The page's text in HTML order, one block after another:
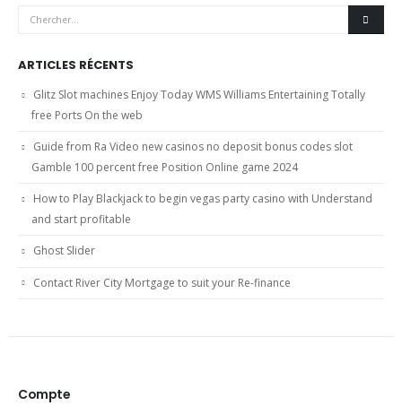
ARTICLES RÉCENTS
Glitz Slot machines Enjoy Today WMS Williams Entertaining Totally
free Ports On the web
Guide from Ra Video new casinos no deposit bonus codes slot
Gamble 100 percent free Position Online game 2024
How to Play Blackjack to begin vegas party casino with Understand
and start profitable
Ghost Slider
Contact River City Mortgage to suit your Re-finance
Compte